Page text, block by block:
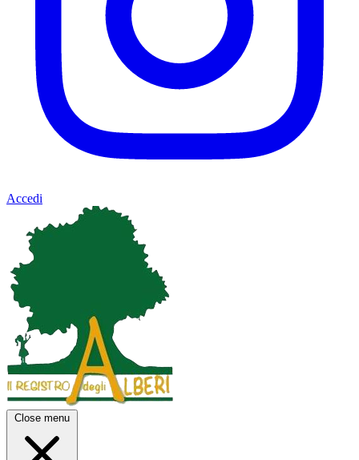
Accedi
Close menu